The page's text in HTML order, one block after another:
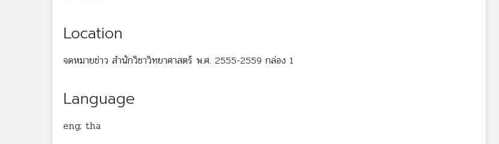
Location
จดหมายข่าว สำนักวิชาวิทยาศาสตร์ พ.ศ. 2555-2559 กล่อง 1
Language
eng; tha